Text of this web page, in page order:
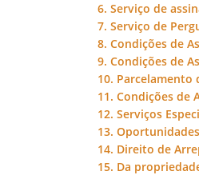
6. Serviço de
7. Serviço de
8. Condições de
9. Condições de
10. Parcelamento
11. Condições de
12. Serviços
13.
14. Direito de
15. Da